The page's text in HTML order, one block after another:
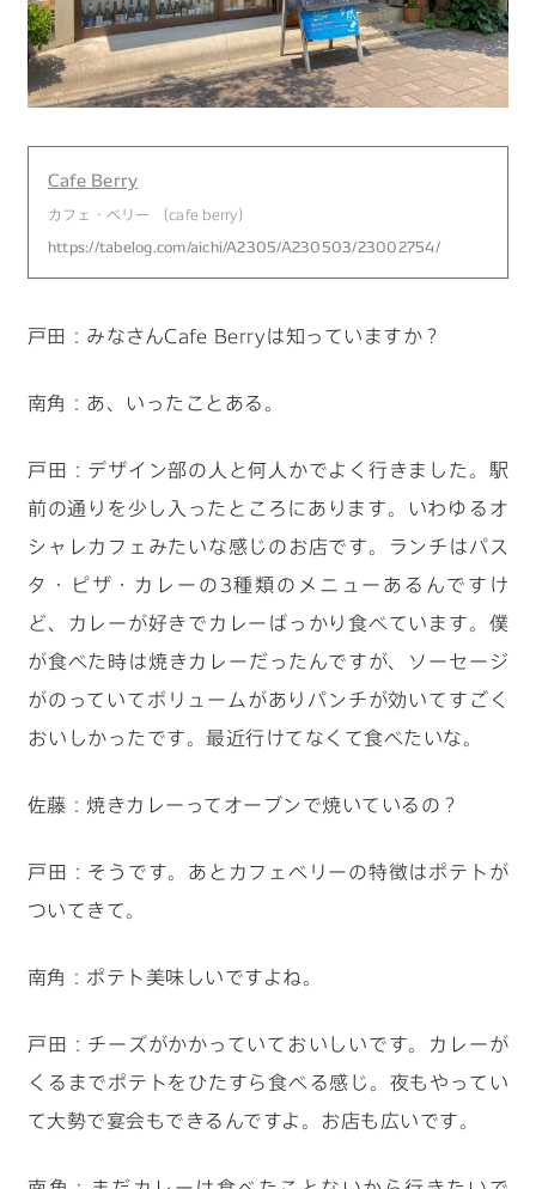
Cafe Berry
カフェ・ベリー （cafe berry）
https://tabelog.com/aichi/A2305/A230503/23002754/
戸田：みなさんCafe Berryは知っていますか？
南角：あ、いったことある。
戸田：デザイン部の人と何人かでよく行きました。駅
前の通りを少し入ったところにあります。いわゆるオ
シャレカフェみたいな感じのお店です。ランチはパス
タ・ピザ・カレーの3種類のメニューあるんですけ
ど、カレーが好きでカレーばっかり食べています。僕
が食べた時は焼きカレーだったんですが、ソーセージ
がのっていてボリュームがありパンチが効いてすごく
おいしかったです。最近行けてなくて食べたいな。
佐藤：焼きカレーってオーブンで焼いているの？
戸田：そうです。あとカフェベリーの特徴はポテトが
ついてきて。
南角：ポテト美味しいですよね。
戸田：チーズがかかっていておいしいです。カレーが
くるまでポテトをひたすら食べる感じ。夜もやってい
て大勢で宴会もできるんですよ。お店も広いです。